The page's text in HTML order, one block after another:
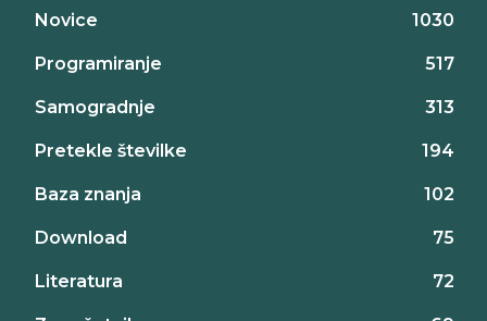
Novice 1030
Programiranje 517
Samogradnje 313
Pretekle številke 194
Baza znanja 102
Download 75
Literatura 72